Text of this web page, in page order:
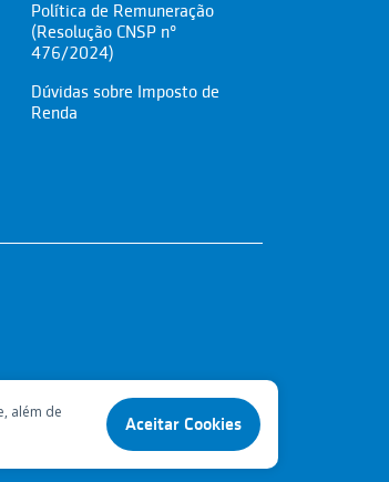
Política de Remuneração
(Resolução CNSP nº
476/2024)
Dúvidas sobre Imposto de
Renda
além de
Aceitar Cookies